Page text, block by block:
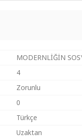
MODERNLİĞİN
4
Zorunlu
0
Türkçe
Uzaktan